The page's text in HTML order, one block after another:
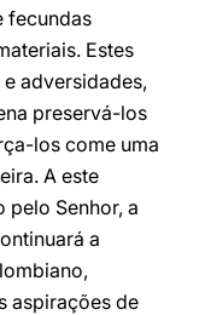
fecundas
Estes
adversidades,
preservá-los
los come uma
A este
Senhor, a
a
aspirações de